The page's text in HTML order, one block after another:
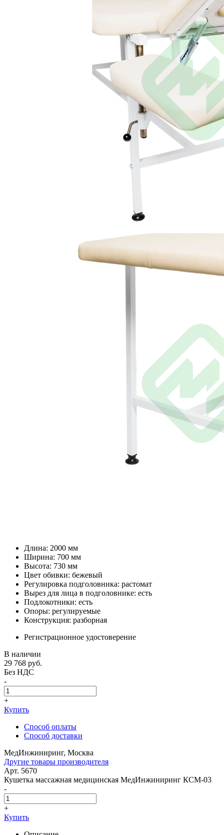
Длина: 2000 мм
Ширина: 700 мм
Высота: 730 мм
Цвет обивки: бежевый
Регулировка подголовника: растомат
Вырез для лица в подголовнике: есть
Подлокотники: есть
Опоры: регулируемые
Конструкция: разборная
Регистрационное удостоверение
В наличии
29 768 руб.
Без НДС
-
+
Купить
Способ оплаты
Способ доставки
МедИнжиниринг, Москва
Другие товары производителя
Арт. 5670
Кушетка массажная медицинская МедИнжиниринг КСМ-03
-
+
Купить